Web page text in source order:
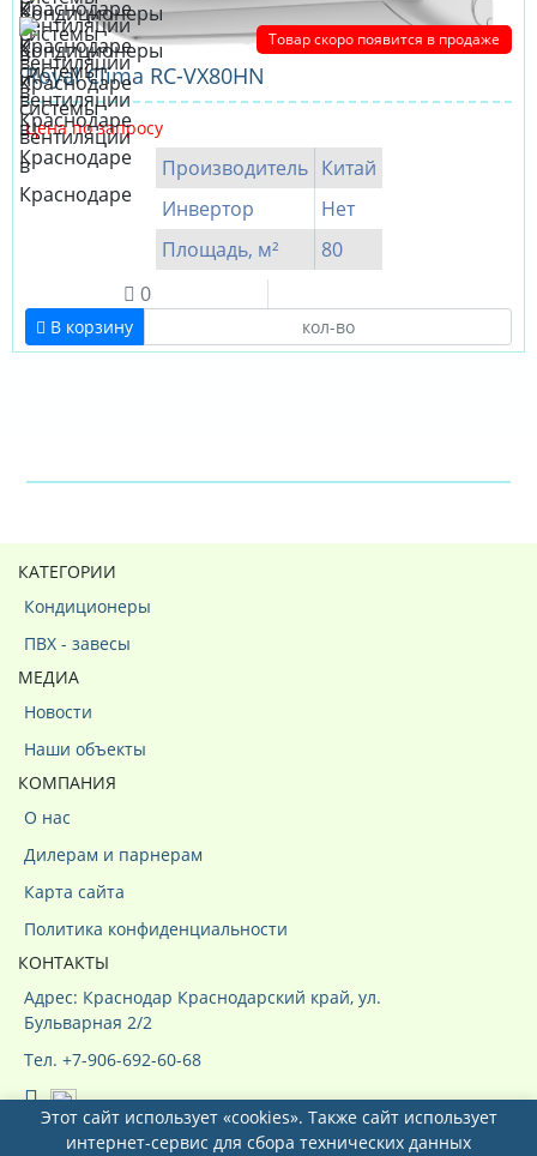
Товар скоро появится в продаже
Royal Clima RC-VX80HN
Цена по запросу
Производитель Китай
Инвертор
Нет
Площадь, м²
80
0
В корзину
КАТЕГОРИИ
Кондиционеры
ПВХ - завесы
МЕДИА
Новости
Наши объекты
КОМПАНИЯ
О нас
Дилерам и парнерам
Карта сайта
Политика конфиденциальности
КОНТАКТЫ
Адрес: Краснодар Краснодарский край, ул.
Бульварная 2/2
Тел. +7-906-692-60-68
Этот сайт использует «cookies». Также сайт использует
интернет-сервис для сбора технических данных